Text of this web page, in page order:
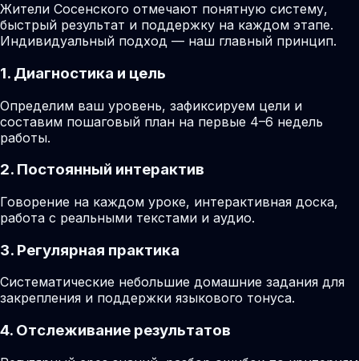
Жители Сосенского отмечают понятную систему,
быстрый результат и поддержку на каждом этапе.
Индивидуальный подход — наш главный принцип.
1. Диагностика и цель
Определим ваш уровень, зафиксируем цели и
составим пошаговый план на первые 4–6 недель
работы.
2. Постоянный интерактив
Говорение на каждом уроке, интерактивная доска,
работа с реальными текстами и аудио.
3. Регулярная практика
Систематические небольшие домашние задания для
закрепления и поддержки языкового тонуса.
4. Отслеживание результатов